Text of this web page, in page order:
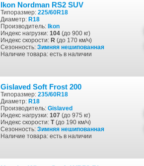
Ikon Nordman RS2 SUV
Типоразмер: 225/60R18
Диаметр: R18
Производитель: Ikon
Индекс нагрузки: 104 (до 900 кг)
Индекс скорости: R (до 170 км/ч)
Сезонность: Зимняя нешипованная
Наличие товара: есть в наличии
Gislaved Soft Frost 200
Типоразмер: 235/60R18
Диаметр: R18
Производитель: Gislaved
Индекс нагрузки: 107 (до 975 кг)
Индекс скорости: T(до 190 км/ч)
Сезонность: Зимняя нешипованная
Наличие товара: есть в наличии